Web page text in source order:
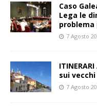
Caso
Lega le
7 Agosto
sui
7 Agosto